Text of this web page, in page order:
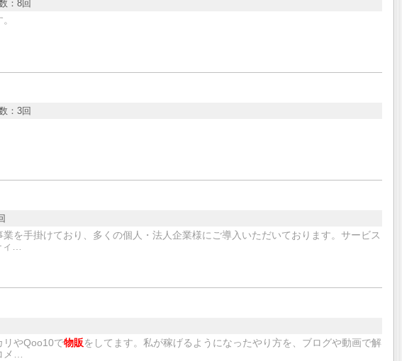
：8回
：3回
業を手掛けており、多くの個人・法人企業様にご導入いただいております。サービス
…
リやQoo10で物販 をしてます。私が稼げるようになったやり方を、ブログや動画で解
メ…